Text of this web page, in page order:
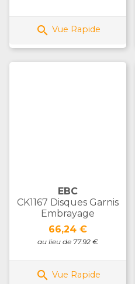
 Vue Rapide
EBC
CK1167 Disques Garnis
Embrayage
Prix
66,24 €
au lieu de 77.92 €
 Vue Rapide